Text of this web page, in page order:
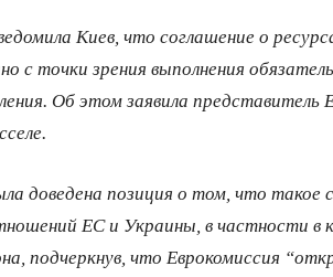
Киев, что соглашение о
с точки зрения выполнения
Об этом заявила представитель
доведена позиция о том, что такое
ЕС и Украины, в частности в
подчеркнув, что Еврокомиссия